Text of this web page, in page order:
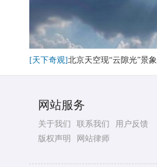
[天下奇观]北京天空现“云隙光”景象
网站服务
关于我们 联系我们
用户反馈
版权声明
网站律师